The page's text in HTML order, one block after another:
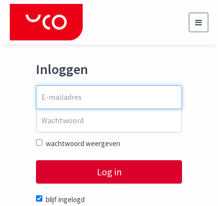
Inloggen
wachtwoord weergeven
Log in
blijf ingelogd